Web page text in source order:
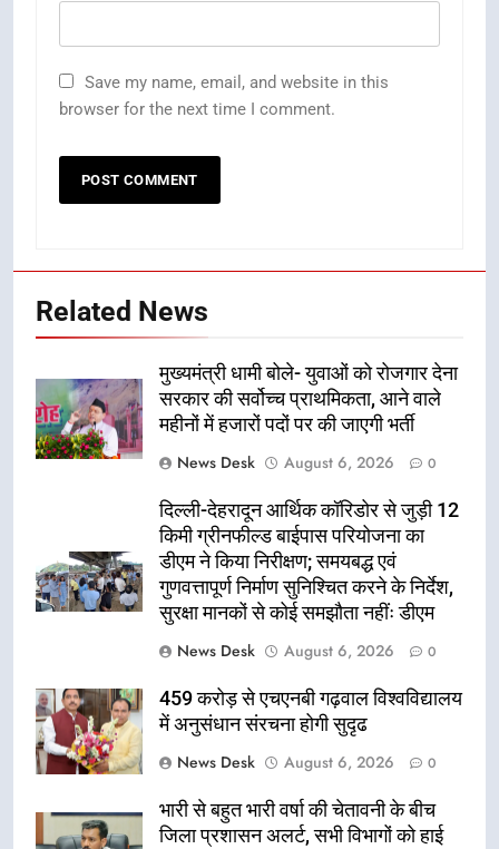
Save my name, email, and website in this
browser for the next time I comment.
Related News
मुख्यमंत्री धामी बोले- युवाओं को रोजगार देना
सरकार की सर्वोच्च प्राथमिकता, आने वाले
महीनों में हजारों पदों पर की जाएगी भर्ती
News Desk
August 6, 2026 0
दिल्ली-देहरादून आर्थिक कॉरिडोर से जुड़ी 12
किमी ग्रीनफील्ड बाईपास परियोजना का
डीएम ने किया निरीक्षण; समयबद्ध एवं
गुणवत्तापूर्ण निर्माण सुनिश्चित करने के निर्देश,
सुरक्षा मानकों से कोई समझौता नहींः डीएम
News Desk
August 6, 2026 0
459 करोड़ से एचएनबी गढ़वाल विश्वविद्यालय
में अनुसंधान संरचना होगी सुदृढ
News Desk
August 6, 2026 0
भारी से बहुत भारी वर्षा की चेतावनी के बीच
जिला प्रशासन अलर्ट, सभी विभागों को हाई